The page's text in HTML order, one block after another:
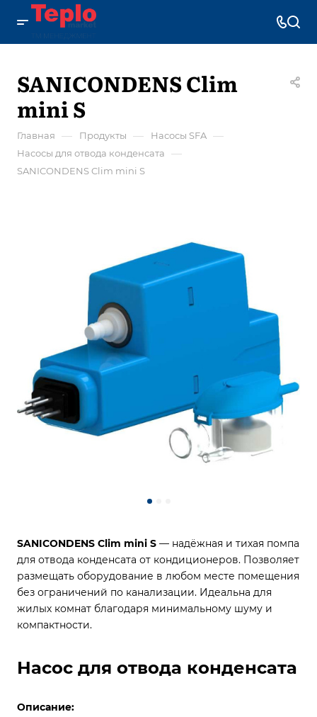
SANICONDENS Clim
mini S
Главная — Продукты — Насосы SFA —
Насосы для отвода конденсата —
SANICONDENS Clim mini S
SANICONDENS Clim mini S — надёжная и тихая помпа
для отвода конденсата от кондиционеров. Позволяет
размещать оборудование в любом месте помещения
без ограничений по канализации. Идеальна для
жилых комнат благодаря минимальному шуму и
компактности.
Насос для отвода конденсата
Описание: